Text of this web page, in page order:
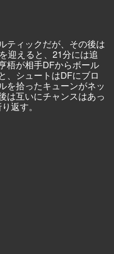
ティックだが、その後は
迎えると、21分には追
梧が相手DFからボール
、シュートはDFにブロ
を拾ったキューンがネッ
は互いにチャンスはあっ
返す。